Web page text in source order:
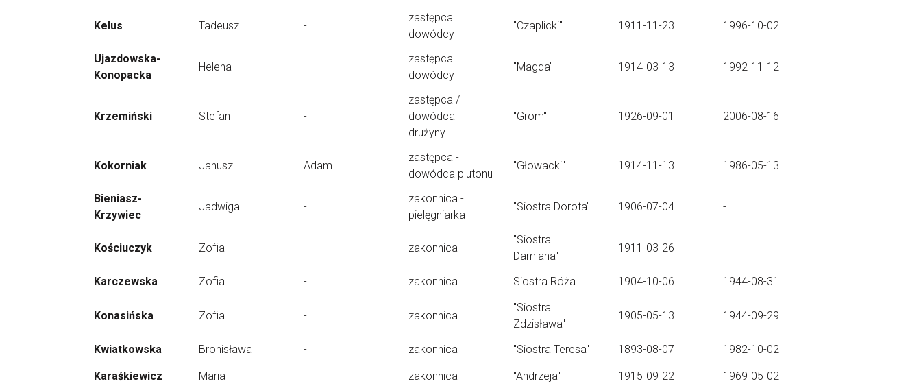
Kelus Tadeusz -
zastępca
dowódcy
"Czaplicki" 1911-11-23 1996-10-02
Ujazdowska-
Konopacka
Helena -
zastępca
dowódcy
"Magda" 1914-03-13 1992-11-12
Krzemiński Stefan -
zastępca /
dowódca
drużyny
"Grom" 1926-09-01 2006-08-16
Kokorniak Janusz Adam
zastępca -
dowódca plutonu
"Głowacki" 1914-11-13 1986-05-13
Bieniasz-
Krzywiec
Jadwiga -
zakonnica -
pielęgniarka
"Siostra Dorota" 1906-07-04 -
Kościuczyk Zofia - zakonnica
"Siostra
Damiana"
1911-03-26 -
Karczewska Zofia - zakonnica Siostra Róża 1904-10-06 1944-08-31
Konasińska Zofia - zakonnica
"Siostra
Zdzisława"
1905-05-13 1944-09-29
Kwiatkowska Bronisława - zakonnica "Siostra Teresa" 1893-08-07 1982-10-02
Karaśkiewicz Maria - zakonnica "Andrzeja" 1915-09-22
1969-05-02